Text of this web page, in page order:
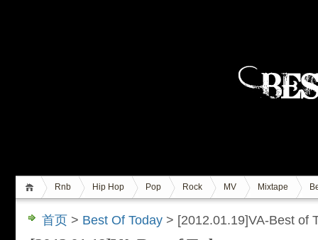
Rnb Hip Hop Pop Rock MV Mixtape
首页 > Best Of Today > [2012.01.19]VA-Best of